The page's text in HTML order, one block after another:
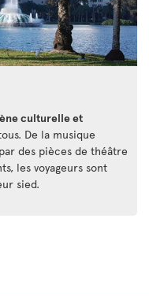
culturelle et
De la musique
des pièces de théâtre
les voyageurs sont
sied.